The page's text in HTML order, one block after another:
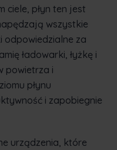
ciele, płyn ten jest
wszystkie
odpowiedzialne za
ładowarki, łyżkę i
powietrza i
płynu
i zapobiegnie
urządzenia, które